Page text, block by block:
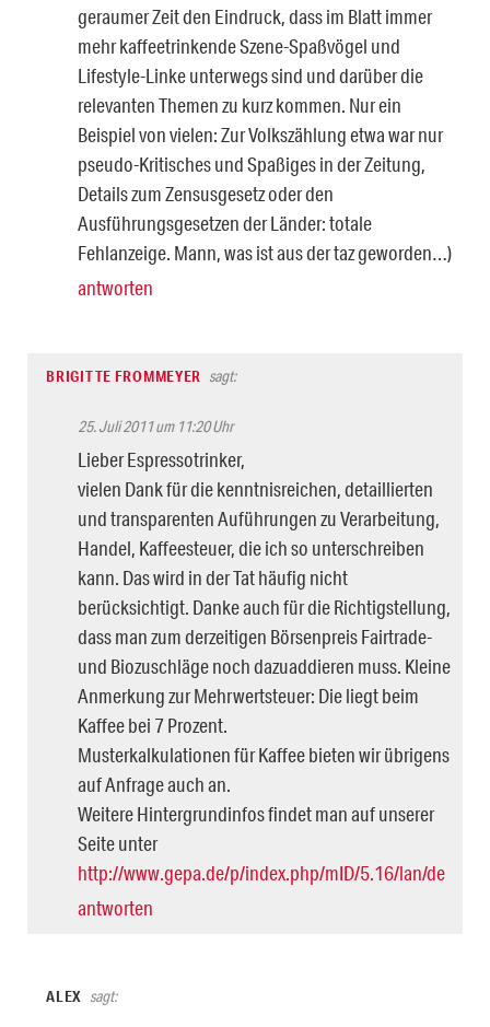
geraumer Zeit den Eindruck, dass im Blatt immer
mehr kaffeetrinkende Szene-Spaßvögel und
Lifestyle-Linke unterwegs sind und darüber die
relevanten Themen zu kurz kommen. Nur ein
Beispiel von vielen: Zur Volkszählung etwa war nur
pseudo-Kritisches und Spaßiges in der Zeitung,
Details zum Zensusgesetz oder den
Ausführungsgesetzen der Länder: totale
Fehlanzeige. Mann, was ist aus der taz geworden…)
antworten
BRIGITTE FROMMEYER sagt:
25. Juli 2011 um 11:20 Uhr
Lieber Espressotrinker,
vielen Dank für die kenntnisreichen, detaillierten
und transparenten Auführungen zu Verarbeitung,
Handel, Kaffeesteuer, die ich so unterschreiben
kann. Das wird in der Tat häufig nicht
berücksichtigt. Danke auch für die Richtigstellung,
dass man zum derzeitigen Börsenpreis Fairtrade-
und Biozuschläge noch dazuaddieren muss. Kleine
Anmerkung zur Mehrwertsteuer: Die liegt beim
Kaffee bei 7 Prozent.
Musterkalkulationen für Kaffee bieten wir übrigens
auf Anfrage auch an.
Weitere Hintergrundinfos findet man auf unserer
Seite unter
http://www.gepa.de/p/index.php/mID/5.16/lan/de
antworten
ALEX sagt: